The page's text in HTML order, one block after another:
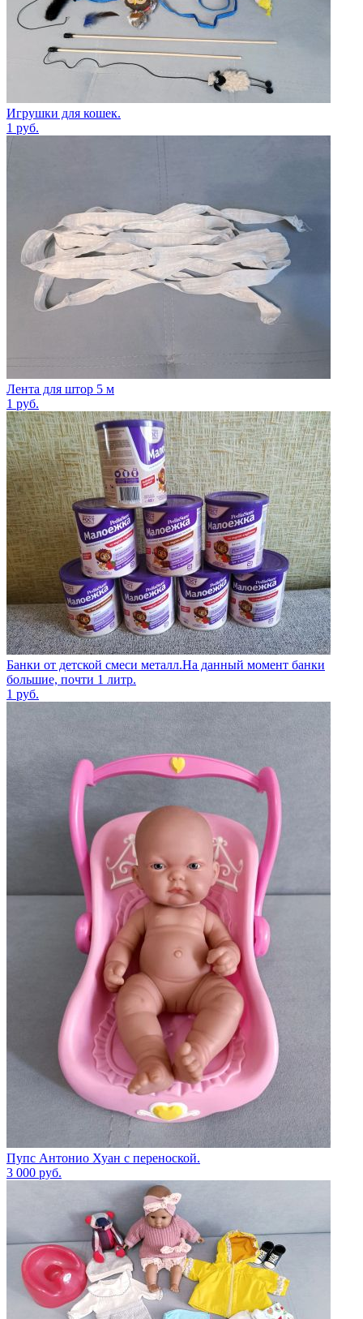
Игрушки для кошек.
1 руб.
Лента для штор 5 м
1 руб.
Банки от детской смеси металл.На данный момент банки
большие, почти 1 литр.
1 руб.
Пупс Антонио Хуан с переноской.
3 000 руб.